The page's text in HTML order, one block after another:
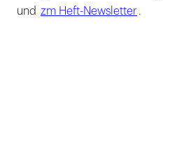
und zm Heft-Newsletter .